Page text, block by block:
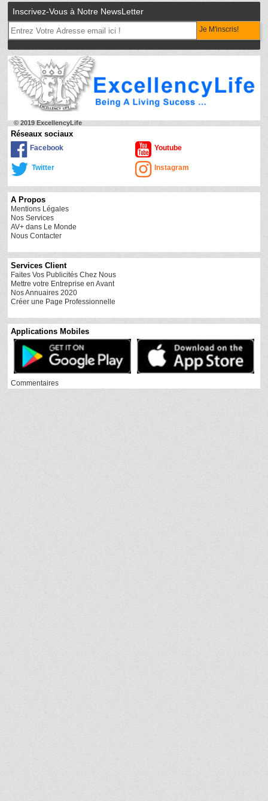
Inscrivez-Vous à Notre NewsLetter
Je M'inscris!
© 2019 ExcellencyLife
Réseaux sociaux
Facebook Youtube
Twitter Instagram
A Propos
Mentions Légales
Nos Services
AV+ dans Le Monde
Nous Contacter
Services Client
Faites Vos Publicités Chez Nous
Mettre votre Entreprise en Avant
Nos Annuaires 2020
Créer une Page Professionnelle
Applications Mobiles
Commentaires